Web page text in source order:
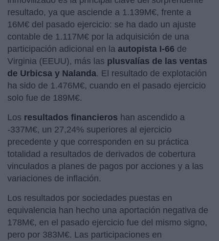
resultado, ya que asciende a 1.139M€, frente a
16M€ del pasado ejercicio: se ha dado un ajuste
contable de 1.117M€ por la adquisición de una
participación adicional en la autopista I-66 de
Virginia (EEUU), más las plusvalías de las ventas
de Urbicsa y Nalanda. El resultado de explotación
ha sido de 1.476M€, cuando en el pasado ejercicio
solo fue de 189M€.
Los resultados financieros han ascendido a
-337M€, un 27,24% superiores al ejercicio
precedente y que corresponden en su práctica
totalidad a resultados de derivados de cobertura
vinculados a planes de pagos por acciones y a las
variaciones de inflación.
Los resultados por sociedades puestas en
equivalencia han hecho una aportación negativa de
178M€, en el pasado ejercicio fue del mismo signo,
pero por 383M€. Las participaciones en